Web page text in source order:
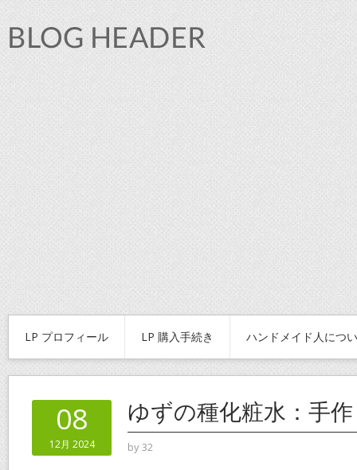
LP プロフィール LP 購入手続き ハンドメイド人につ
08
12月 2024
ゆずの種化粧水：手
by32